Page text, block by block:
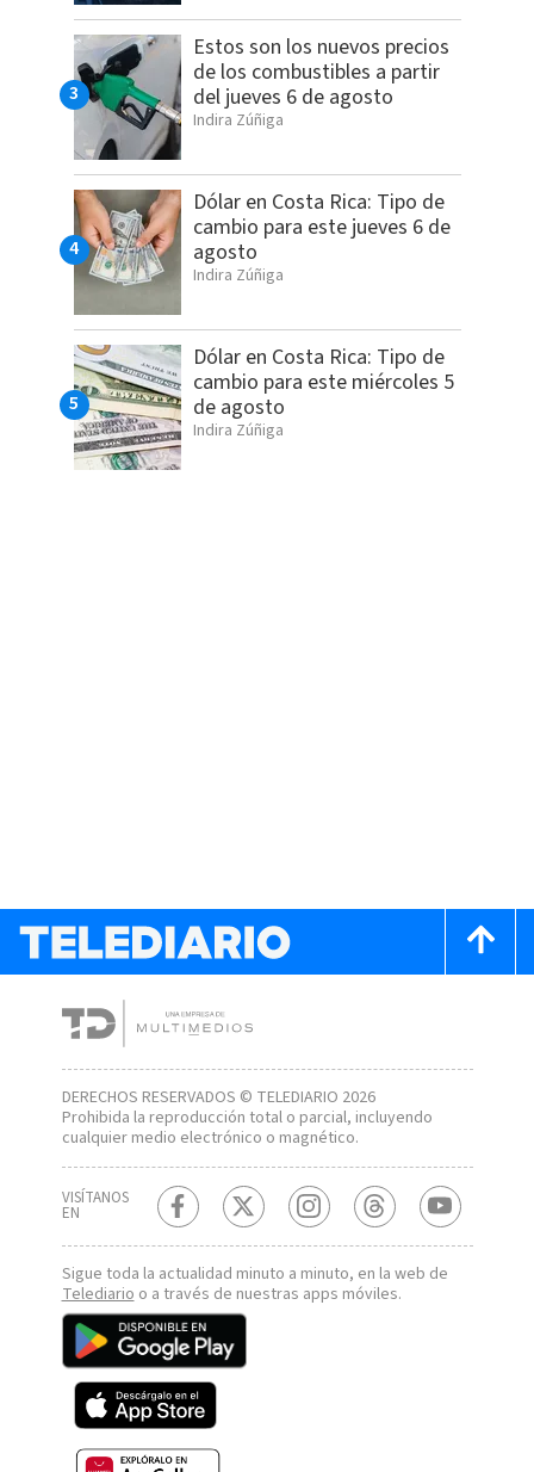
Estos son los nuevos precios
de los combustibles a partir
del jueves 6 de agosto
Indira Zúñiga
Dólar en Costa Rica: Tipo de
cambio para este jueves 6 de
agosto
Indira Zúñiga
Dólar en Costa Rica: Tipo de
cambio para este miércoles 5
de agosto
Indira Zúñiga
DERECHOS RESERVADOS © TELEDIARIO 2026
Prohibida la reproducción total o parcial, incluyendo
cualquier medio electrónico o magnético.
VISÍTANOS
EN
Sigue toda la actualidad minuto a minuto, en la web de
Telediario o a través de nuestras apps móviles.